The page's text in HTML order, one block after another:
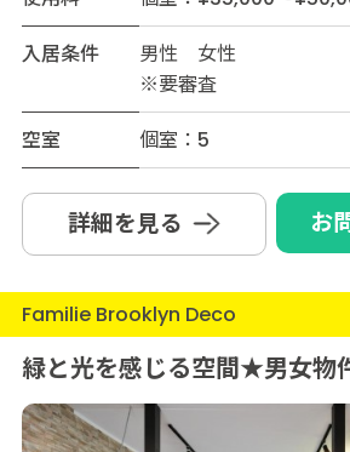
入居条件
男性 女性
※要審査
空室
個室：5
詳細を見る お
Familie Brooklyn Deco
緑と光を感じる空間★男女物